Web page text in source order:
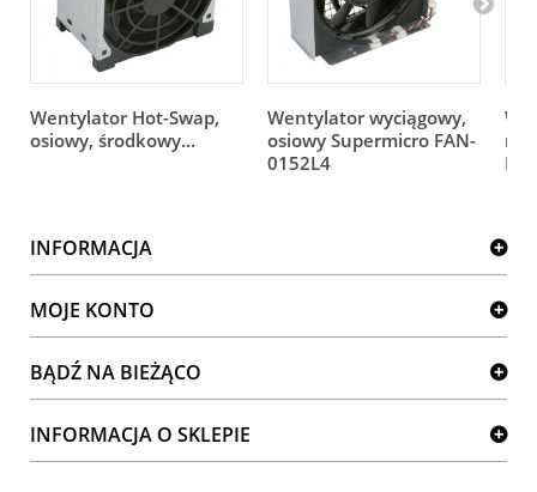
Wentylator Hot-Swap,
osiowy, środkowy...
Wentylator wyciągowy,
osiowy Supermicro FAN-
0152L4
INFORMACJA
MOJE KONTO
BĄDŹ NA BIEŻĄCO
INFORMACJA O SKLEPIE